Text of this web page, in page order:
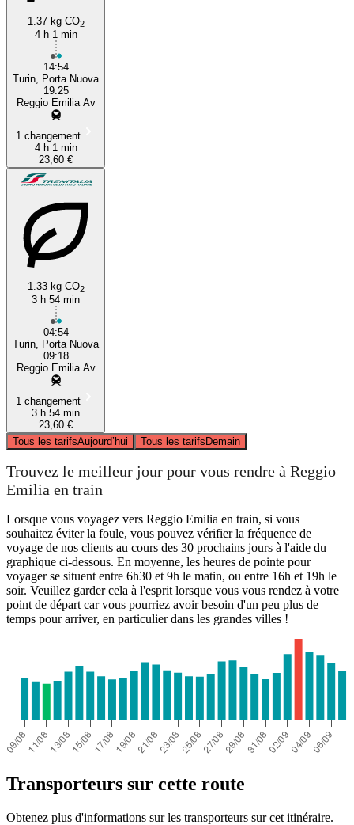
1.37 kg CO2
4 h 1 min
14:54
Turin, Porta Nuova
19:25
Reggio Emilia Av
1 changement
4 h 1 min
23,60 €
1.33 kg CO2
3 h 54 min
04:54
Turin, Porta Nuova
09:18
Reggio Emilia Av
1 changement
3 h 54 min
23,60 €
Tous les tarifsAujourd’hui Tous les tarifsDemain
Trouvez le meilleur jour pour vous rendre à Reggio
Emilia en train
Lorsque vous voyagez vers Reggio Emilia en train, si vous
souhaitez éviter la foule, vous pouvez vérifier la fréquence de
voyage de nos clients au cours des 30 prochains jours à l'aide du
graphique ci-dessous. En moyenne, les heures de pointe pour
voyager se situent entre 6h30 et 9h le matin, ou entre 16h et 19h le
soir. Veuillez garder cela à l'esprit lorsque vous vous rendez à votre
point de départ car vous pourriez avoir besoin d'un peu plus de
temps pour arriver, en particulier dans les grandes villes !
Transporteurs sur cette route
Obtenez plus d'informations sur les transporteurs sur cet itinéraire.